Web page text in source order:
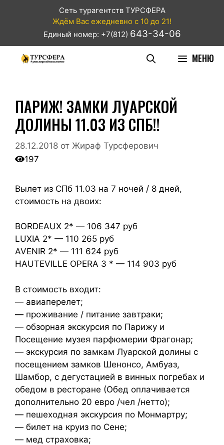
Сеть турагентств ТУРСФЕРА
Ждём Вас ежедневно с 10 до 21!
Единый номер: +7(812) 643-34-06
МЕНЮ
ПАРИЖ! ЗАМКИ ЛУАРСКОЙ
ДОЛИНЫ 11.03 ИЗ СПБ!!
28.12.2018 от Жираф Турсферович
197
Вылет из СПб 11.03 на 7 ночей / 8 дней,
стоимость на двоих:
BORDEAUX 2* — 106 347 руб
LUXIA 2* — 110 265 руб
AVENIR 2* — 111 624 руб
HAUTEVILLE OPERA 3 * — 114 903 руб
В стоимость входит:
— авиаперелет;
— проживание / питание завтраки;
— обзорная экскурсия по Парижу и
Посещение музея парфюмерии Фрагонар;
— экскурсия по замкам Луарской долины с
посещением замков Шенонсо, Амбуаз,
Шамбор, с дегустацией в винных погребах и
обедом в ресторане (Обед оплачивается
дополнительно 20 евро /чел /нетто);
— пешеходная экскурсия по Монмартру;
— билет на круиз по Сене;
— мед страховка;